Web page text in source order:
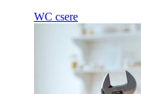
WC csere